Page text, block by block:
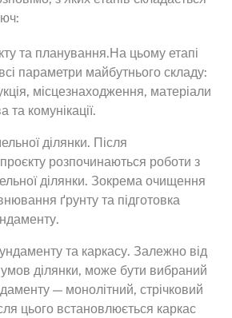
та планування.На цьому етапі
параметри майбутнього складу:
місцезнаходження, матеріали
та комунікації.
ділянки. Після
розпочинаються роботи з
ділянки. Зокрема очищення
ґрунту та підготовка
та каркасу. Залежно від
ділянки, може бути вибраний
— монолітний, стрічковий
цього встановлюється каркас